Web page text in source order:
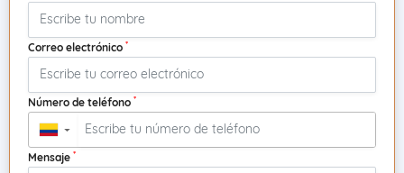
Correo electrónico *
Número de teléfono *
▼
Mensaje *